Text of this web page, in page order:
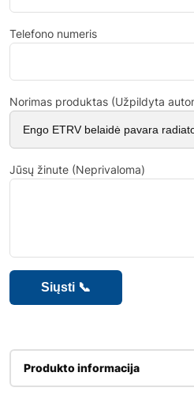
Telefono numeris
Norimas produktas (Užpildyta
Jūsų žinute (Neprivaloma)
Produkto informacija